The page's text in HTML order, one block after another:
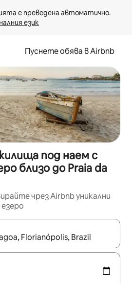
език
Пуснете обява в Airbnb
под наем с
близо до Praia da
чрез Airbnb уникални
се покажат, използвайте